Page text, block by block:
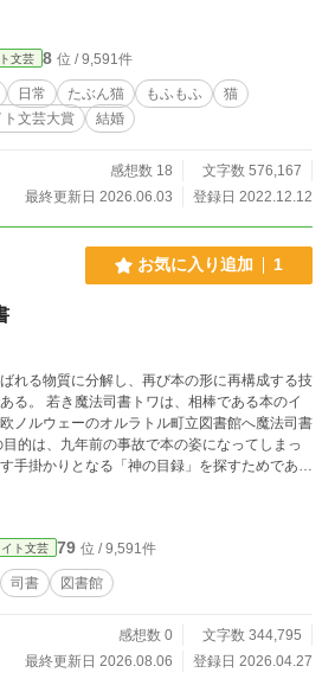
練」(ある自) 一話から五話(第５８回) https://t
status/1629493713436299269 六話か
回) https://twitter.com/aruji_player/status/16497
sekaさん！ TikTo
そうです！すごい努力家の方！ https://www.tikt
video/7227757278701604114
て別れた悲しい雨の夜。電柱の傍に落ちていた
を拾います。 猫だ。うん。猫だと思おう。
。そして、二十九歳の私違って、入社二年目の
だけれども、酷い。だって、今日は、私の誕生
テルで食事の予定？ はあ？ なめているの？
生意気な毛むくじゃら。本人は猫だと言い張っ
も、これ本当に猫なの？ クソ生意気でオヤジ
の『モドキ』と、超絶猫ガチ勢の隣人柏木優一
輩松本幸恵、仲良しの同僚柿崎。イケメン既
長、えっとそれから、カラスにトイプーのマロ
の小梅、柏木のゼミ友の西島……。そんな癖の
。 みんな幸せになるのだよ←それってあなた
ね？ <モドキ談> Copyright©︎
文芸 8 位 / 9,591件
日常 たぶん猫 もふもふ
猫
文芸大賞 結婚
感想数 18
文字数 576,167
最終更新日 2026.06.03
登録日 2022.12.12
お気に入り追加 1
れる物質に分解し、再び本の形に再構成する技
る。 若き魔法司書トワは、相棒である本のイ
ノルウェーのオルラトル町立図書館へ魔法司書
的は、九年前の事故で本の姿になってしまっ
手掛かりとなる「神の目録」を探すためであっ
ヨム」でも連載中。
イト文芸 79 位 / 9,591件
司書 図書館
感想数 0
文字数 344,795
最終更新日 2026.08.06
登録日 2026.04.27